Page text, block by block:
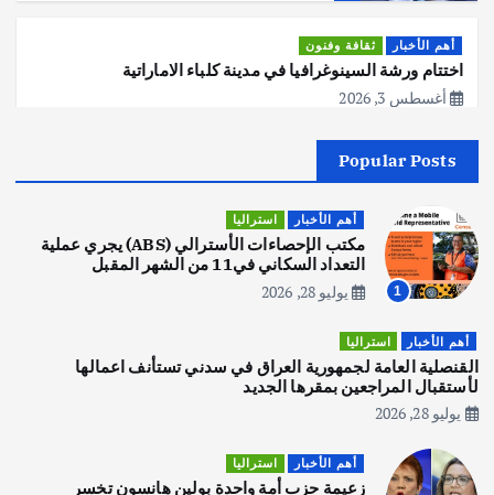
أهم الأخبار ثقافة وفنون
اختتام ورشة السينوغرافيا في مدينة كلباء الاماراتية
أغسطس 3, 2026
2
اصبح بطلاً لأستراليا بلعبة كمال الاجسام
يوليو 30, 2026
3
يوليو 30, 2026
Popular Posts
1
أهم الأخبار استراليا
مكتب الإحصاءات الأسترالي (ABS) يجري عملية
التعداد السكاني في11 من الشهر المقبل
يوليو 28, 2026
أهم الأخبار استراليا
القنصلية العامة لجمهورية العراق في سدني تستأنف اعمالها
لأستقبال المراجعين بمقرها الجديد
يوليو 28, 2026
أهم الأخبار استراليا
زعيمة حزب أمة واحدة بولين هانسون تخسر